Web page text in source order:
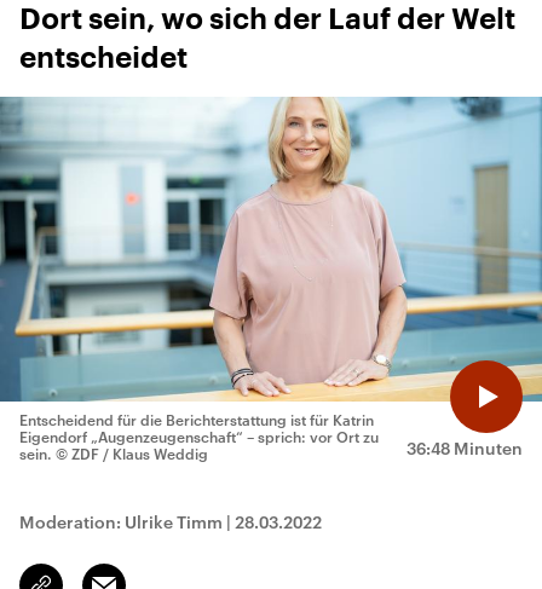
Dort sein, wo sich der Lauf der Welt
entscheidet
36:48 Minuten
Entscheidend für die Berichterstattung ist für Katrin
Eigendorf „Augenzeugenschaft“ – sprich: vor Ort zu
sein. © ZDF / Klaus Weddig
Moderation: Ulrike Timm | 28.03.2022
Link
Email